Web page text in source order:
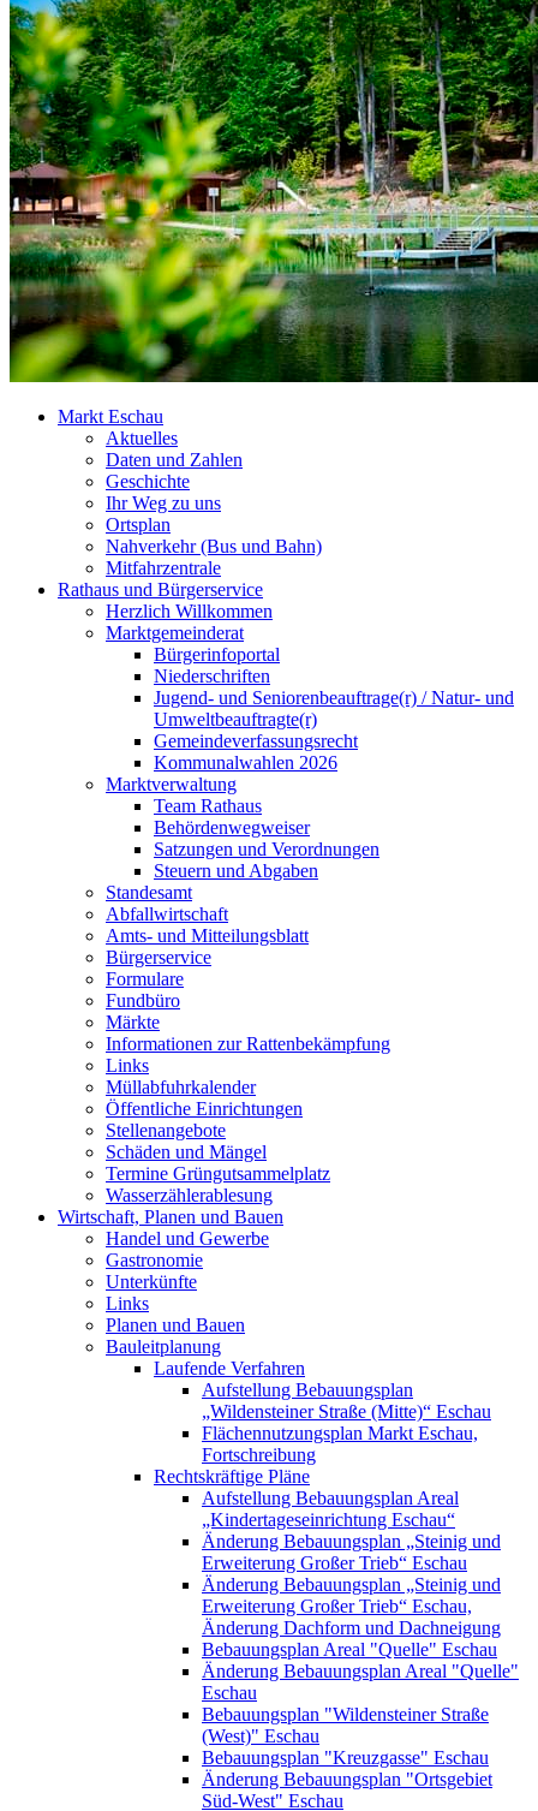
Markt Eschau
Aktuelles
Daten und Zahlen
Geschichte
Ihr Weg zu uns
Ortsplan
Nahverkehr (Bus und Bahn)
Mitfahrzentrale
Rathaus und Bürgerservice
Herzlich Willkommen
Marktgemeinderat
Bürgerinfoportal
Niederschriften
Jugend- und Seniorenbeauftrage(r) / Natur- und
Umweltbeauftragte(r)
Gemeindeverfassungsrecht
Kommunalwahlen 2026
Marktverwaltung
Team Rathaus
Behördenwegweiser
Satzungen und Verordnungen
Steuern und Abgaben
Standesamt
Abfallwirtschaft
Amts- und Mitteilungsblatt
Bürgerservice
Formulare
Fundbüro
Märkte
Informationen zur Rattenbekämpfung
Links
Müllabfuhrkalender
Öffentliche Einrichtungen
Stellenangebote
Schäden und Mängel
Termine Grüngutsammelplatz
Wasserzählerablesung
Wirtschaft, Planen und Bauen
Handel und Gewerbe
Gastronomie
Unterkünfte
Links
Planen und Bauen
Bauleitplanung
Laufende Verfahren
Aufstellung Bebauungsplan
„Wildensteiner Straße (Mitte)“ Eschau
Flächennutzungsplan Markt Eschau,
Fortschreibung
Rechtskräftige Pläne
Aufstellung Bebauungsplan Areal
„Kindertageseinrichtung Eschau“
Änderung Bebauungsplan „Steinig und
Erweiterung Großer Trieb“ Eschau
Änderung Bebauungsplan „Steinig und
Erweiterung Großer Trieb“ Eschau,
Änderung Dachform und Dachneigung
Bebauungsplan Areal "Quelle" Eschau
Änderung Bebauungsplan Areal "Quelle"
Eschau
Bebauungsplan "Wildensteiner Straße
(West)" Eschau
Bebauungsplan "Kreuzgasse" Eschau
Änderung Bebauungsplan "Ortsgebiet
Süd-West" Eschau